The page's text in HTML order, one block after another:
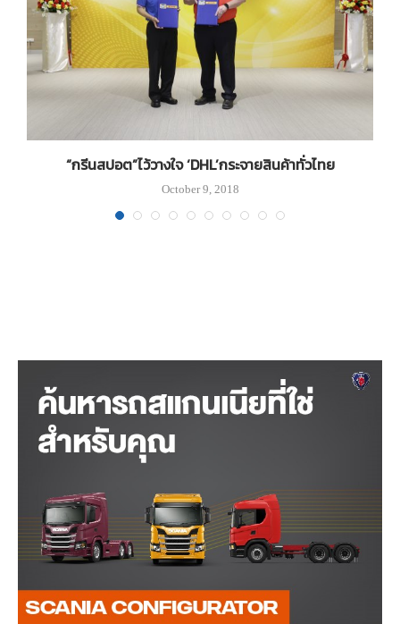
“กรีนสปอต”ไว้วางใจ ‘DHL’กระจายสินค้าทั่วไทย
October 9, 2018